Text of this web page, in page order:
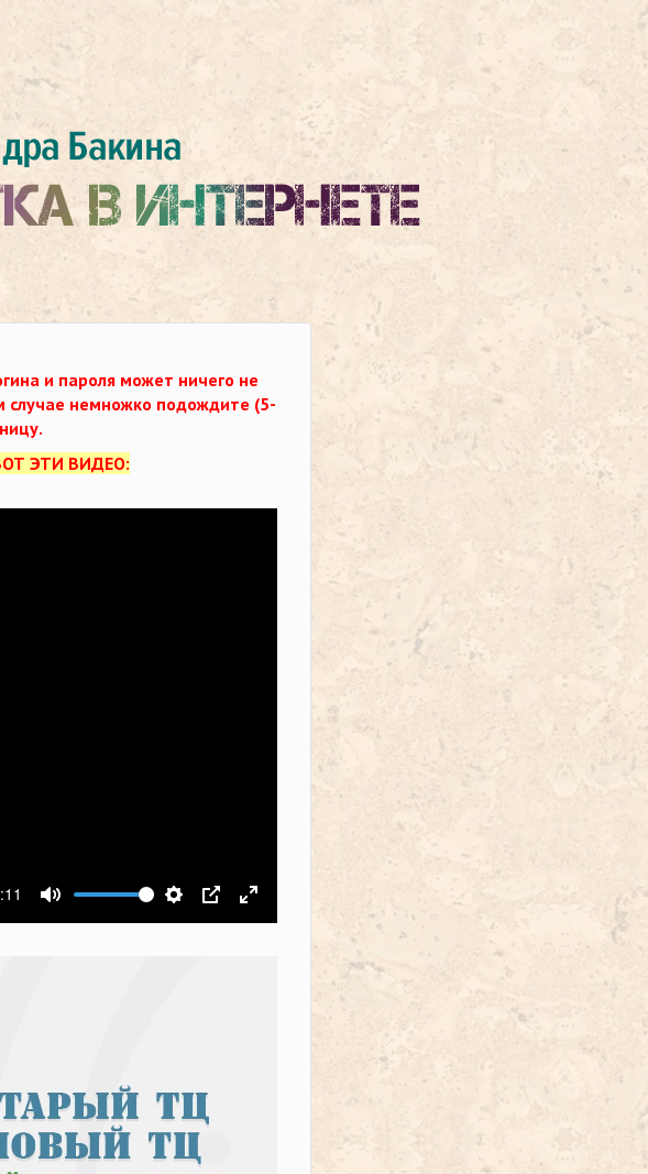
и пароля может ничего не
случае немножко подождите (5-
ЭТИ ВИДЕО:
Выключить звукНастройки
PIP На весь экран